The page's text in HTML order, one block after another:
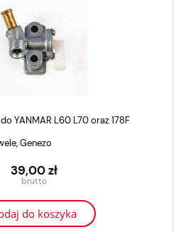
YANMAR L60 L70 oraz 178F
Genezo
39,00 zł
do koszyka